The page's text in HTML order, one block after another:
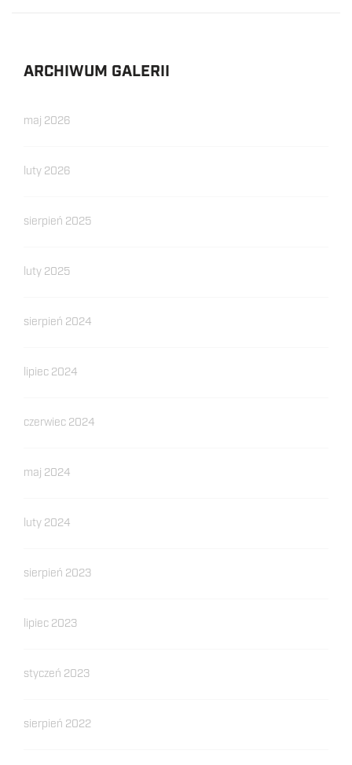
ARCHIWUM GALERII
maj 2026
luty 2026
sierpień 2025
luty 2025
sierpień 2024
lipiec 2024
czerwiec 2024
maj 2024
luty 2024
sierpień 2023
lipiec 2023
styczeń 2023
sierpień 2022